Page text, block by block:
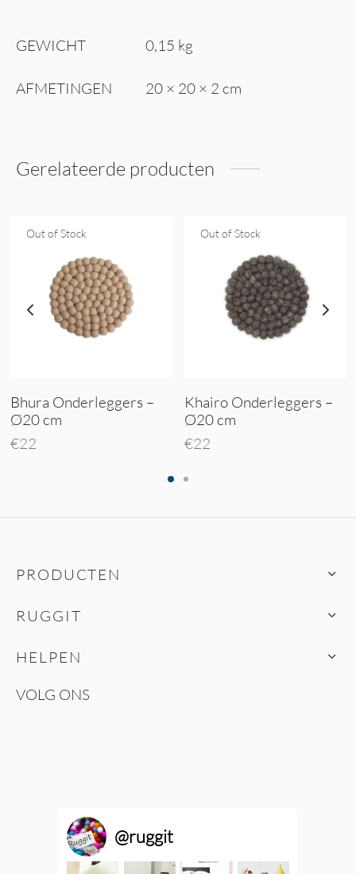
GEWICHT 0,15 kg
AFMETINGEN 20 × 20 × 2 cm
Gerelateerde producten
Out of Stock
Bhura Onderleggers –
Ø20 cm
€22
Out of Stock
Khairo Onderleggers –
Ø20 cm
€22
PRODUCTEN
RUGGIT
HELPEN
VOLG ONS
@ruggit